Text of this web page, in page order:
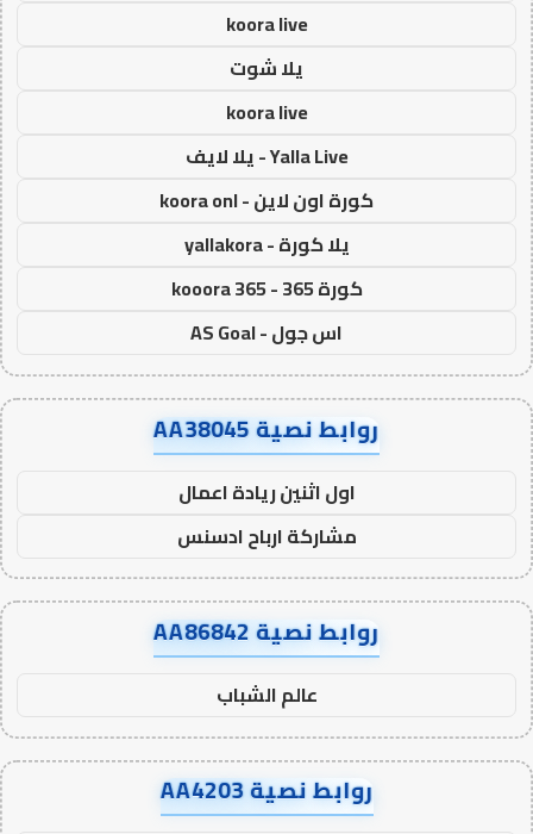
koora live
يلا شوت
koora live
Yalla Live - يلا لايف
كورة اون لاين - koora onl
يلا كورة - yallakora
كورة 365 - kooora 365
اس جول - AS Goal
روابط نصية AA38045
اول اثنين ريادة اعمال
مشاركة ارباح ادسنس
روابط نصية AA86842
عالم الشباب
روابط نصية AA4203